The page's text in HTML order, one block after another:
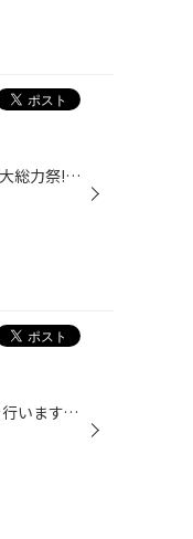
開催期間：2021年6月25日～2021年8月1日 6月25日から開催している 『夏の大総力祭!』 残すところ約1週間となりました! まだキャンペーンをご利用なされてない方、今がチャンスです!! 日に日に暑さを増していきますが、お車のメンテナンスをしっかりと行い 快適な夏の運転をしましょう～♪ お得なクー...
皆様こんにちは（･`ー･´）v本日の作業のご紹介です。 まずはフラッシングを行います。 通常のオイル交換ではエンジン内に汚れが残ってしまう事があります。 これらを分解して古いオイルと排出します。 ↑オイルを交換する前に、注入します。 注入を終えてから約10～20分間、アイドリングをします。 ...